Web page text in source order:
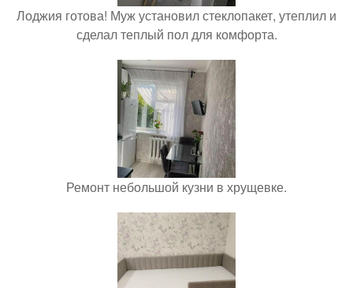
Лоджия готова! Муж установил стеклопакет, утеплил и
сделал теплый пол для комфорта.
Ремонт небольшой кузни в хрущевке.